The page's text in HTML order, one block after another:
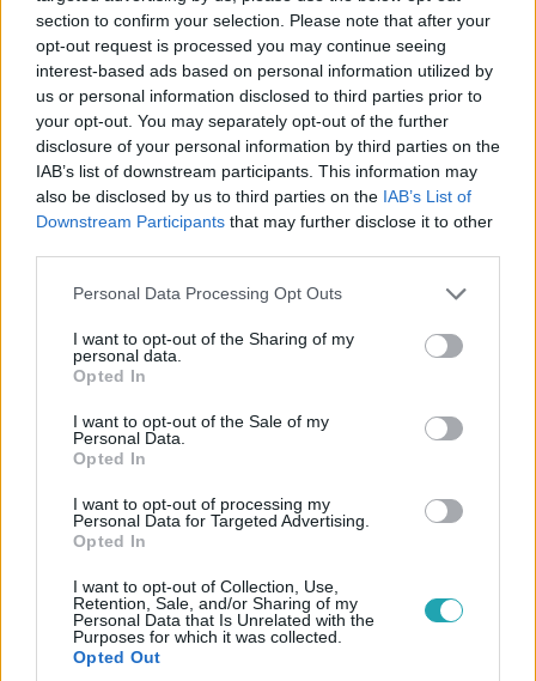
section to confirm your selection. Please note that after your
opt-out request is processed you may continue seeing
interest-based ads based on personal information utilized by
us or personal information disclosed to third parties prior to
your opt-out. You may separately opt-out of the further
disclosure of your personal information by third parties on the
IAB’s list of downstream participants. This information may
also be disclosed by us to third parties on the IAB’s List of
Downstream Participants that may further disclose it to other
Please note that this website/app uses one or more Google
not limited to your visit or usage behaviour. You may click to
grant or deny consent to Google and its third-party tags to
use your data for below specified purposes in below Google
consent section.
Personal Data Processing Opt Outs
I want to opt-out of the Sharing of my
personal data.
Opted In
I want to opt-out of the Sale of my
Personal Data.
Opted In
I want to opt-out of processing my
Personal Data for Targeted Advertising.
Opted In
I want to opt-out of Collection, Use,
Retention, Sale, and/or Sharing of my
Personal Data that Is Unrelated with the
Purposes for which it was collected.
Opted Out
Külföld
Tizenévesek terveztek iszlamista terrortámadást
A két tizenéves lány és fiú társuk templomokban is
támadott volna. Rendőrök és keresztények lettek volna a